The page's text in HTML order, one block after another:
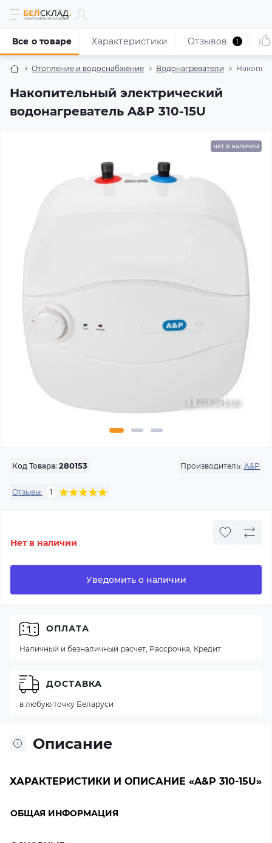
Отопление и водоснабжение Водонагреватели
Накопительный электрический
водонагреватель A&P 310-15U
Все о товаре Характеристики Отзывов 1
нет в наличии
Код Товара: 280153 Производитель: A&P
Отзывы: 1
Нет в наличии
Уведомить о наличии
Описание
ХАРАКТЕРИСТИКИ И ОПИСАНИЕ «A&P 310-15U»
ОБЩАЯ ИНФОРМАЦИЯ
ОПЛАТА
Наличный и безналичный расчет, Рассрочка, Кредит
ДОСТАВКА
в любую точку Беларуси